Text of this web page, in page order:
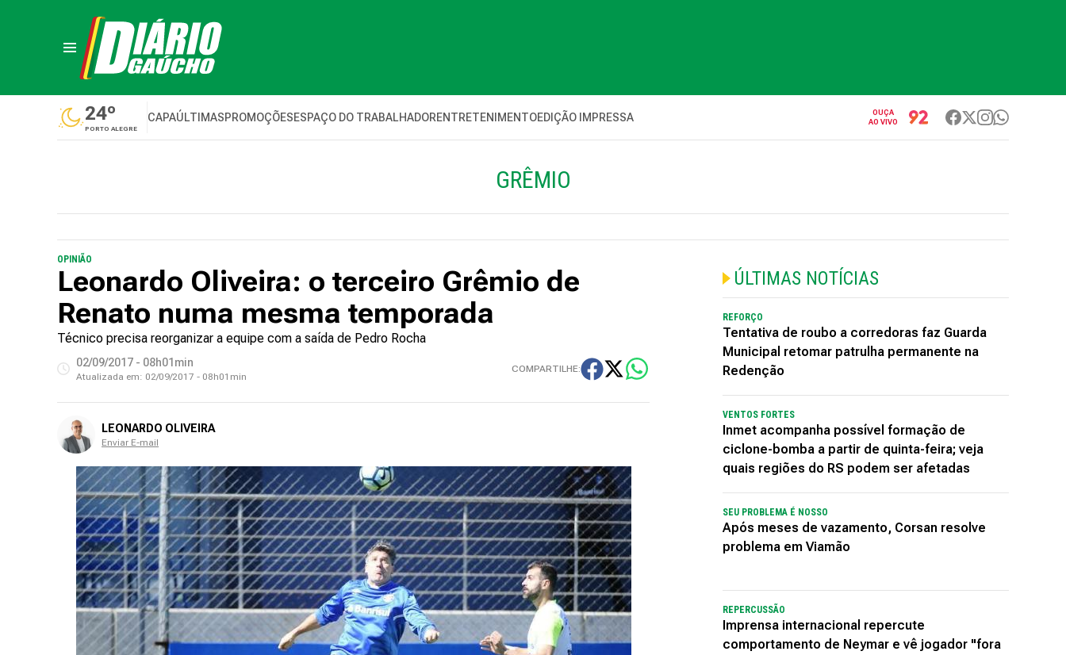
24º
PORTO ALEGRE
CAPAÚLTIMASPROMOÇÕESESPAÇO DO TRABALHADORENTRETENIMENTOEDIÇÃO IMPRESSA
OUÇA
AO VIVO
GRÊMIO
OPINIÃO
Leonardo Oliveira: o terceiro Grêmio de
Renato numa mesma temporada
Técnico precisa reorganizar a equipe com a saída de Pedro Rocha
02/09/2017 - 08h01min
Atualizada em: 02/09/2017 - 08h01min
COMPARTILHE:
LEONARDO OLIVEIRA
Enviar E-mail
ÚLTIMAS NOTÍCIAS
REFORÇO
Tentativa de roubo a corredoras faz Guarda
Municipal retomar patrulha permanente na
Redenção
VENTOS FORTES
Inmet acompanha possível formação de
ciclone-bomba a partir de quinta-feira; veja
quais regiões do RS podem ser afetadas
SEU PROBLEMA É NOSSO
Após meses de vazamento, Corsan resolve
problema em Viamão
REPERCUSSÃO
Imprensa internacional repercute
comportamento de Neymar e vê jogador "fora